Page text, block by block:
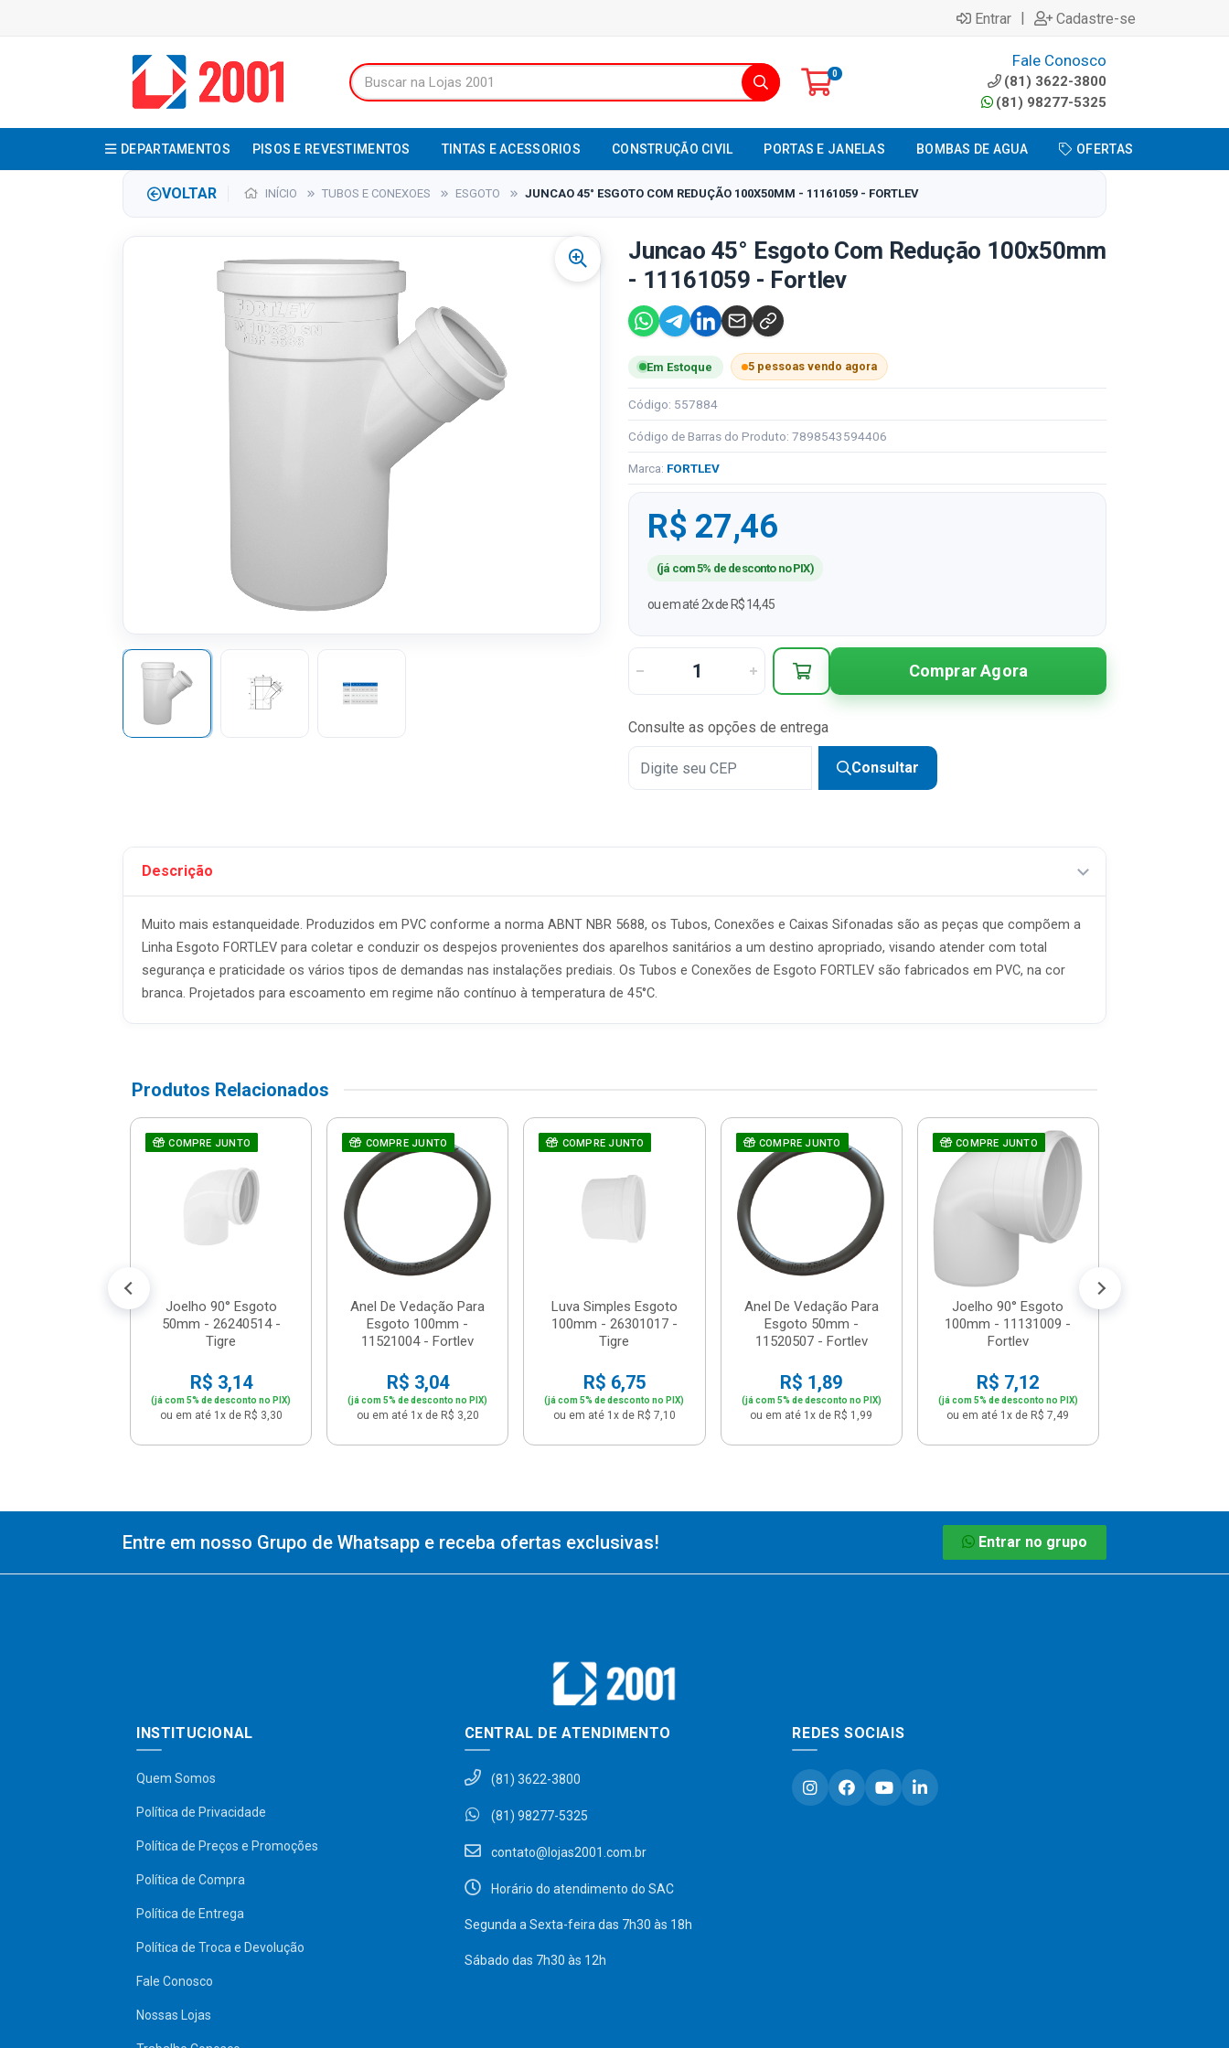
Entrar | Cadastre-se
0
Fale Conosco
(81) 3622-3800
(81) 98277-5325
DEPARTAMENTOS PISOS E REVESTIMENTOS TINTAS E ACESSORIOS CONSTRUÇÃO CIVIL PORTAS E JANELAS BOMBAS DE AGUA OFERTAS
VOLTAR INÍCIO TUBOS E CONEXOES ESGOTO JUNCAO 45° ESGOTO COM REDUÇÃO 100X50MM - 11161059 - FORTLEV
Juncao 45° Esgoto Com Redução 100x50mm
- 11161059 - Fortlev
Em Estoque 5 pessoas vendo agora
Código: 557884
Código de Barras do Produto: 7898543594406
Marca: FORTLEV
R$ 27,46
(já com 5% de desconto no PIX)
ou em até 2x de R$ 14,45
Comprar Agora
Consulte as opções de entrega
Consultar
Descrição
Muito mais estanqueidade. Produzidos em PVC conforme a norma ABNT NBR 5688, os Tubos, Conexões e Caixas Sifonadas são as peças que compõem a
Linha Esgoto FORTLEV para coletar e conduzir os despejos provenientes dos aparelhos sanitários a um destino apropriado, visando atender com total
segurança e praticidade os vários tipos de demandas nas instalações prediais. Os Tubos e Conexões de Esgoto FORTLEV são fabricados em PVC, na cor
branca. Projetados para escoamento em regime não contínuo à temperatura de 45°C.
Produtos Relacionados
COMPRE JUNTO
Joelho 90° Esgoto
50mm - 26240514 -
Tigre
R$ 3,14
(já com 5% de desconto no PIX)
ou em até 1x de R$ 3,30
COMPRE JUNTO
Anel De Vedação Para
Esgoto 100mm -
11521004 - Fortlev
R$ 3,04
(já com 5% de desconto no PIX)
ou em até 1x de R$ 3,20
COMPRE JUNTO
Luva Simples Esgoto
100mm - 26301017 -
Tigre
R$ 6,75
(já com 5% de desconto no PIX)
ou em até 1x de R$ 7,10
COMPRE JUNTO
Anel De Vedação Para
Esgoto 50mm -
11520507 - Fortlev
R$ 1,89
(já com 5% de desconto no PIX)
ou em até 1x de R$ 1,99
COMPRE JUNTO
Joelho 90° Esgoto
100mm - 11131009 -
Fortlev
R$ 7,12
(já com 5% de desconto no PIX)
ou em até 1x de R$ 7,49
Entre em nosso Grupo de Whatsapp e receba ofertas exclusivas! Entrar no grupo
INSTITUCIONAL
Quem Somos
Política de Privacidade
Política de Preços e Promoções
Política de Compra
Política de Entrega
Política de Troca e Devolução
Fale Conosco
Nossas Lojas
CENTRAL DE ATENDIMENTO
(81) 3622-3800
(81) 98277-5325
contato@lojas2001.com.br
Horário do atendimento do SAC
Segunda a Sexta-feira das 7h30 às 18h
Sábado das 7h30 às 12h
REDES SOCIAIS